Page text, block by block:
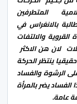
المتطرفين
بالانغراس في
والالتفات
لان هن الاكثر
ينتظر الحركة
الرشوة والفساد
يضر بالمرأة
عامة.